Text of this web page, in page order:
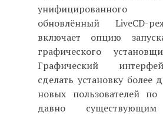
обновлённый LiveCD-
включает опцию
графического
Графический
сделать установку более
новых пользователей
давно